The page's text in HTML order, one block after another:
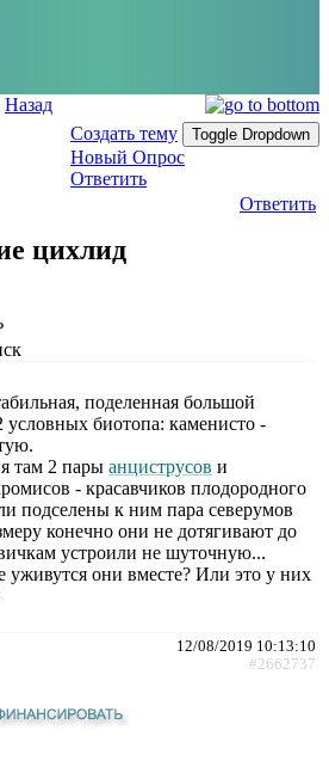
Назад
Создать тему
Toggle Dropdown
Новый Опрос
Ответить
Ответить
цихлид
поделенная большой
условных биотопа: каменисто -
там 2 пары анциструсов и
- красавчиков плодородного
подселены к ним пара северумов
конечно они не дотягивают до
устроили не шуточную...
уживутся они вместе? Или это у них
12/08/2019 10:13:10
#2662737